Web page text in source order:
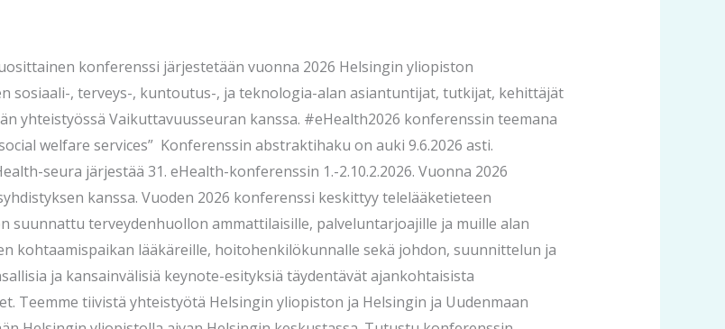
konferenssi järjestetään vuonna 2026 Helsingin yliopiston
sosiaali-, terveys-, kuntoutus-, ja teknologia-alan asiantuntijat, tutkijat, kehittäjät
yhteistyössä Vaikuttavuusseuran kanssa. #eHealth2026 konferenssin teemana
welfare services” Konferenssin abstraktihaku on auki 9.6.2026 asti.
seura järjestää 31. eHealth-konferenssin 1.-2.10.2.2026. Vuonna 2026
kanssa. Vuoden 2026 konferenssi keskittyy telelääketieteen
suunnattu terveydenhuollon ammattilaisille, palveluntarjoajille ja muille alan
kohtaamispaikan lääkäreille, hoitohenkilökunnalle sekä johdon, suunnittelun ja
ja kansainvälisiä keynote-esityksiä täydentävät ajankohtaisista
Teemme tiivistä yhteistyötä Helsingin yliopiston ja Helsingin ja Uudenmaan